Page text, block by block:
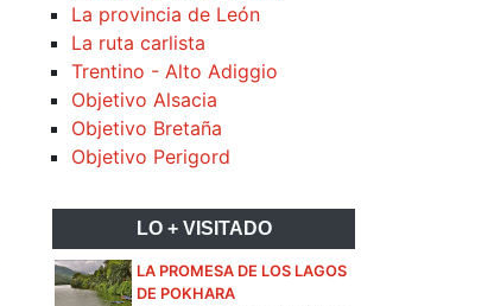
La provincia de León
La ruta carlista
Trentino - Alto Adiggio
Objetivo Alsacia
Objetivo Bretaña
Objetivo Perigord
LO + VISITADO
LA PROMESA DE LOS LAGOS
DE POKHARA